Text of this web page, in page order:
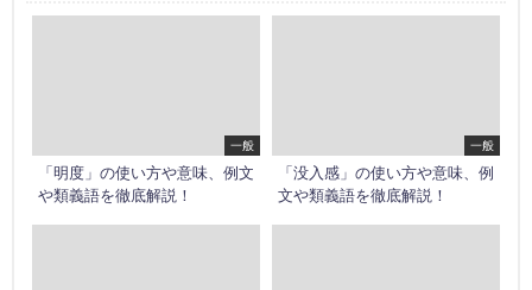
一般
「明度」の使い方や意味、例文
や類義語を徹底解説！
一般
「没入感」の使い方や意味、例
文や類義語を徹底解説！